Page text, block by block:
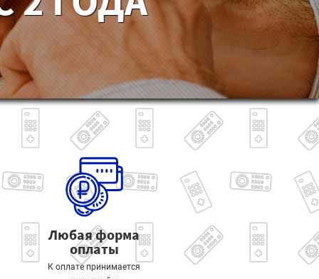
Любая форма
оплаты
К оплате принимается